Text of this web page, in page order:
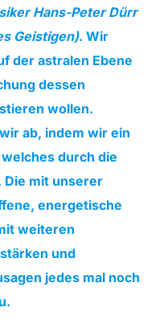
Hans-Peter Dürr
Geistigen). Wir
der astralen Ebene
dessen
wollen.
ab, indem wir ein
durch die
Die mit unserer
energetische
weiteren
und
jedes mal noch